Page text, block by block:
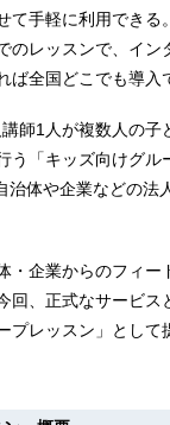
て手軽に利用できる
のレッスンで、イン
ば全国どこでも導入
師1人が複数人の子
う「キッズ向けグル
治体や企業などの法
・企業からのフィー
回、正式なサービス
プレッスン」として